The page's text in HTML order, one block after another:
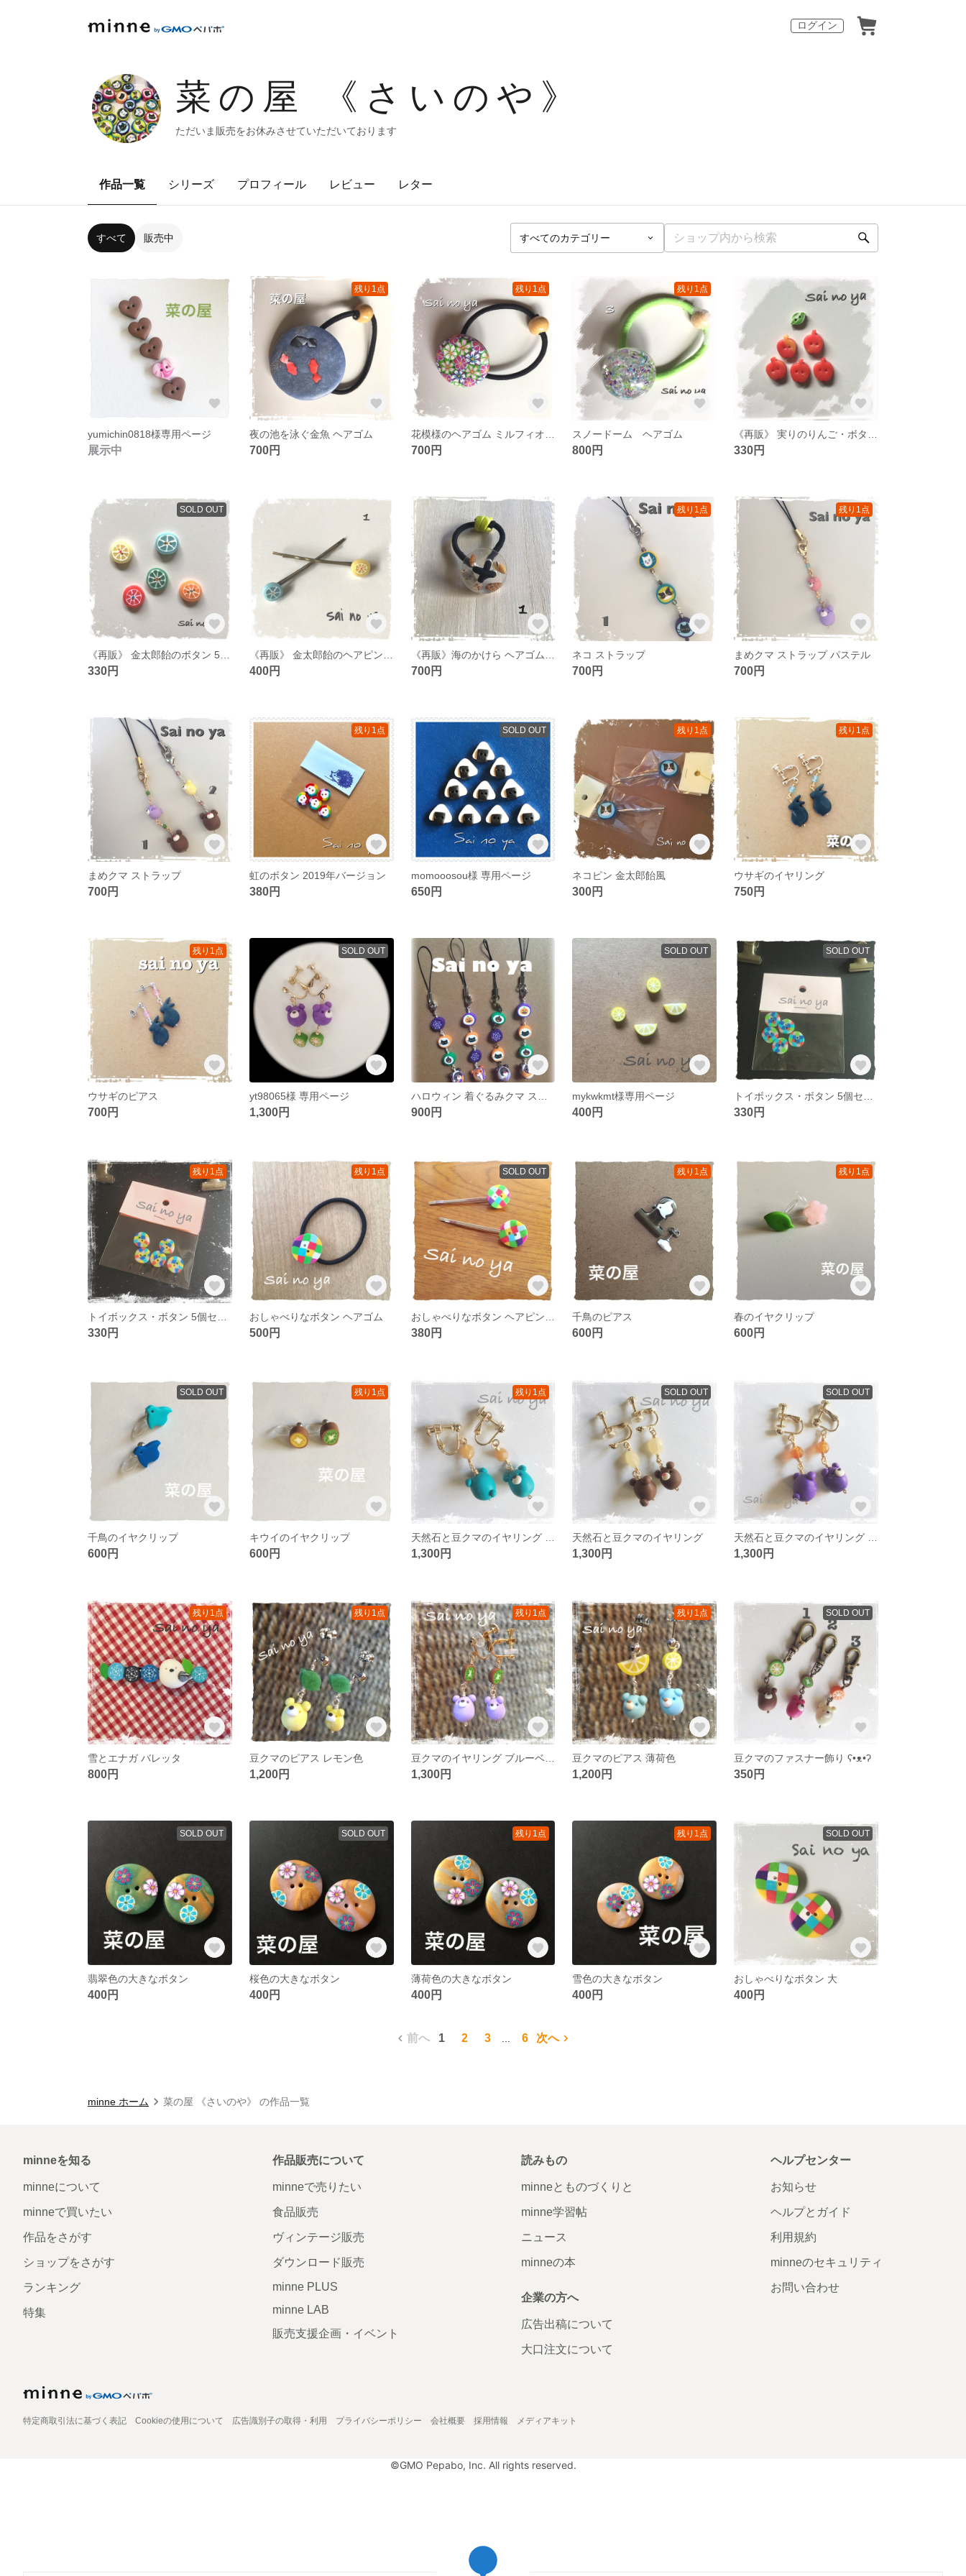
ログイン
菜の屋 《さいのや》
ただいま販売をお休みさせていただいております
作品一覧 シリーズ プロフィール レビュー レター
すべて 販売中
yumichin0818様専用ページ
展示中
残り1点
夜の池を泳ぐ金魚 ヘアゴム
700円
残り1点
700円
残り1点
スノードーム ヘアゴム
800円 330円
SOLD OUT
330円 400円 700円
残り1点
ネコ ストラップ
700円
残り1点
まめクマ ストラップ パステル
700円
まめクマ ストラップ
700円
残り1点
虹のボタン 2019年バージョン
380円
SOLD OUT
momooosou様 専用ページ
650円
残り1点
ネコピン 金太郎飴風
300円
残り1点
ウサギのイヤリング
750円
残り1点
ウサギのピアス
700円
SOLD OUT
yt98065様 専用ページ
1,300円 900円
SOLD OUT
mykwkmt様専用ページ
400円
SOLD OUT
330円
残り1点
330円
残り1点
おしゃべりなボタン ヘアゴム
500円
SOLD OUT
380円
残り1点
千鳥のピアス
600円
残り1点
春のイヤクリップ
600円
SOLD OUT
千鳥のイヤクリップ
600円
残り1点
キウイのイヤクリップ
600円
残り1点
1,300円
SOLD OUT
天然石と豆クマのイヤリング
1,300円
SOLD OUT
1,300円
残り1点
雪とエナガ バレッタ
800円
残り1点
豆クマのピアス レモン色
1,200円
残り1点
豆クマのイヤリング ブルーベリー色
1,300円
残り1点
豆クマのピアス 薄荷色
1,200円
SOLD OUT
豆クマのファスナー飾り ʕ•ᴥ•ʔ
350円
SOLD OUT
翡翠色の大きなボタン
400円
SOLD OUT
桜色の大きなボタン
400円
残り1点
薄荷色の大きなボタン
400円
残り1点
雪色の大きなボタン
400円
SOLD OUT
おしゃべりなボタン 大
400円
前へ 1 2 3 6 次へ
minne ホーム 菜の屋 《さいのや》 の作品一覧
minneを知る
minneについて
minneで買いたい
作品をさがす
ショップをさがす
ランキング
特集
作品販売について
minneで売りたい
食品販売
ヴィンテージ販売
ダウンロード販売
minne PLUS
minne LAB
販売支援企画・イベント
読みもの
minneとものづくりと
minne学習帖
ニュース
minneの本
企業の方へ
広告出稿について
大口注文について
ヘルプセンター
お知らせ
ヘルプとガイド
利用規約
minneのセキュリティ
お問い合わせ
特定商取引法に基づく表記 Cookieの使用について 広告識別子の取得・利用 プライバシーポリシー 会社概要 採用情報 メディアキット
©GMO Pepabo, Inc. All rights reserved.